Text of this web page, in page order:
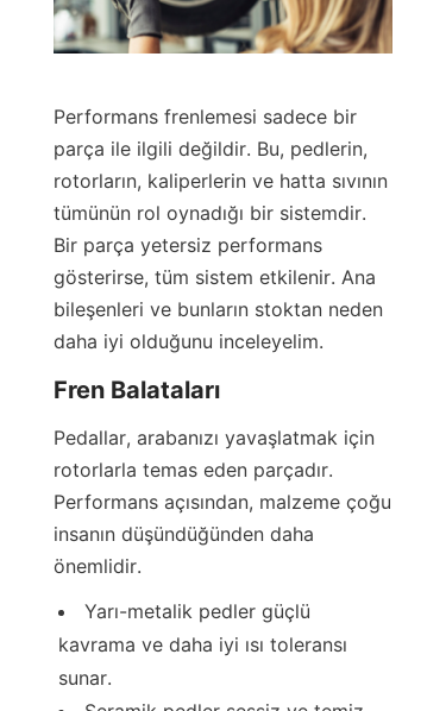
Performans frenlemesi sadece bir
parça ile ilgili değildir. Bu, pedlerin,
rotorların, kaliperlerin ve hatta sıvının
tümünün rol oynadığı bir sistemdir.
Bir parça yetersiz performans
gösterirse, tüm sistem etkilenir. Ana
bileşenleri ve bunların stoktan neden
daha iyi olduğunu inceleyelim.
Fren Balataları
Pedallar, arabanızı yavaşlatmak için
rotorlarla temas eden parçadır.
Performans açısından, malzeme çoğu
insanın düşündüğünden daha
önemlidir.
Yarı-metalik pedler güçlü
kavrama ve daha iyi ısı toleransı
sunar.